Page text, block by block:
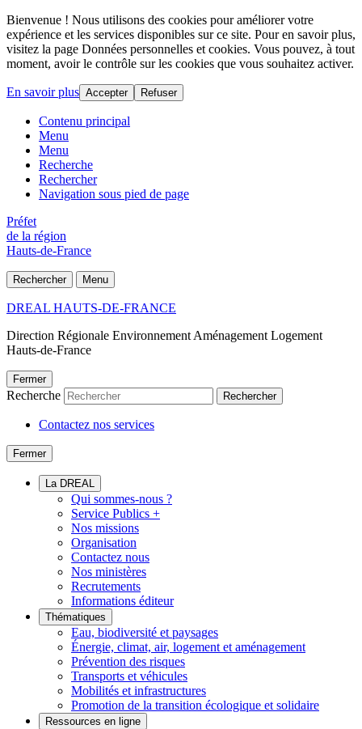
Bienvenue ! Nous utilisons des cookies pour améliorer votre
expérience et les services disponibles sur ce site. Pour en savoir plus,
visitez la page Données personnelles et cookies. Vous pouvez, à tout
moment, avoir le contrôle sur les cookies que vous souhaitez activer.
En savoir plus Accepter Refuser
Contenu principal
Menu
Menu
Recherche
Rechercher
Navigation sous pied de page
Préfet
de la région
Hauts-de-France
Rechercher Menu
DREAL HAUTS-DE-FRANCE
Direction Régionale Environnement Aménagement Logement
Hauts-de-France
Fermer
Recherche Rechercher
Contactez nos services
Fermer
La DREAL
Qui sommes-nous ?
Service Publics +
Nos missions
Organisation
Contactez nous
Nos ministères
Recrutements
Informations éditeur
Thématiques
Eau, biodiversité et paysages
Énergie, climat, air, logement et aménagement
Prévention des risques
Transports et véhicules
Mobilités et infrastructures
Promotion de la transition écologique et solidaire
Ressources en ligne